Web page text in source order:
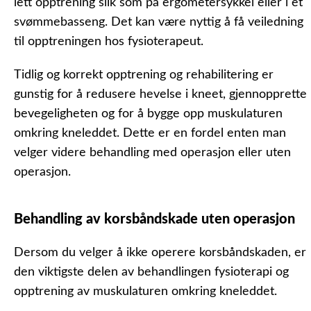
lett opptrening slik som på ergometersykkel eller i et
svømmebasseng. Det kan være nyttig å få veiledning
til opptreningen hos fysioterapeut.
Tidlig og korrekt opptrening og rehabilitering er
gunstig for å redusere hevelse i kneet, gjennopprette
bevegeligheten og for å bygge opp muskulaturen
omkring kneleddet. Dette er en fordel enten man
velger videre behandling med operasjon eller uten
operasjon.
Behandling av korsbåndskade uten operasjon
Dersom du velger å ikke operere korsbåndskaden, er
den viktigste delen av behandlingen fysioterapi og
opptrening av muskulaturen omkring kneleddet.